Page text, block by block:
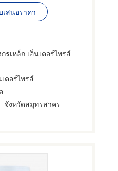
เสนอราคา
เหล็ก เอ็นเตอร์ไพรส์
ตอร์ไพรส์
จังหวัดสมุทรสาคร